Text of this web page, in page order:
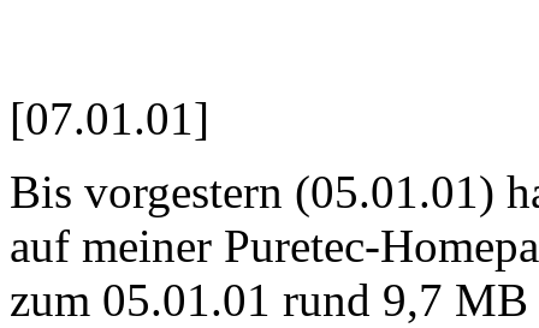
[07.01.01]
Bis vorgestern (05.01.01)
auf meiner Puretec-
zum 05.01.01 rund 9,7